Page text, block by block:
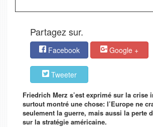
Partagez sur.
Facebook Google +
Tweeter
Friedrich Merz s’est exprimé sur la crise
surtout montré une chose: l’Europe ne
seulement la guerre, mais aussi la perte
sur la stratégie américaine.